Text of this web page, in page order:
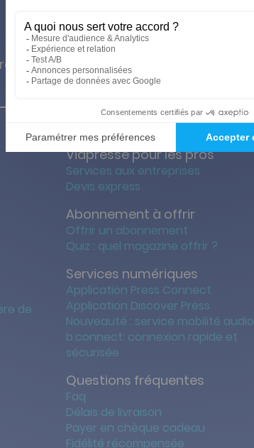
des prix les + bas
de
Services
Viapresse pour les pros
Services aux entreprises
Devis express
Abonnement à offrir
Offrir un abonnement
Quiz : quel magazine offrir ?
Services numériques
Application Press Connect
Application Discover Press
Nouveauté : service mobilité audio
b.connect: connexion rapide et
sécurisée
Questions fréquentes
Faq
Délais de livraison
Payer en chèque cadeau
Fidélité récompensée